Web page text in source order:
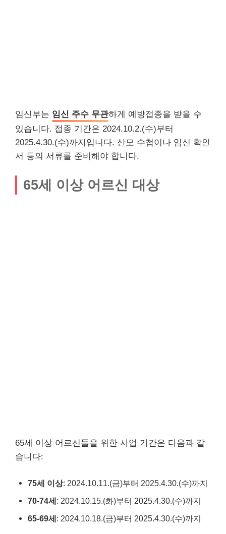
임신부는 임신 주수 무관하게 예방접종을 받을 수
있습니다. 접종 기간은 2024.10.2.(수)부터
2025.4.30.(수)까지입니다. 산모 수첩이나 임신 확인
서 등의 서류를 준비해야 합니다.
65세 이상 어르신 대상
65세 이상 어르신들을 위한 사업 기간은 다음과 같
습니다:
75세 이상: 2024.10.11.(금)부터 2025.4.30.(수)까지
70-74세: 2024.10.15.(화)부터 2025.4.30.(수)까지
65-69세: 2024.10.18.(금)부터 2025.4.30.(수)까지